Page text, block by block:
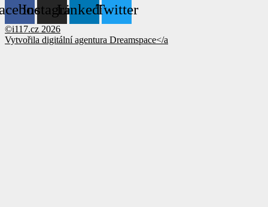
InstagramLinkedinTwitter
©i117.cz 2026
Vytvořila digitální agentura Dreamspace</a